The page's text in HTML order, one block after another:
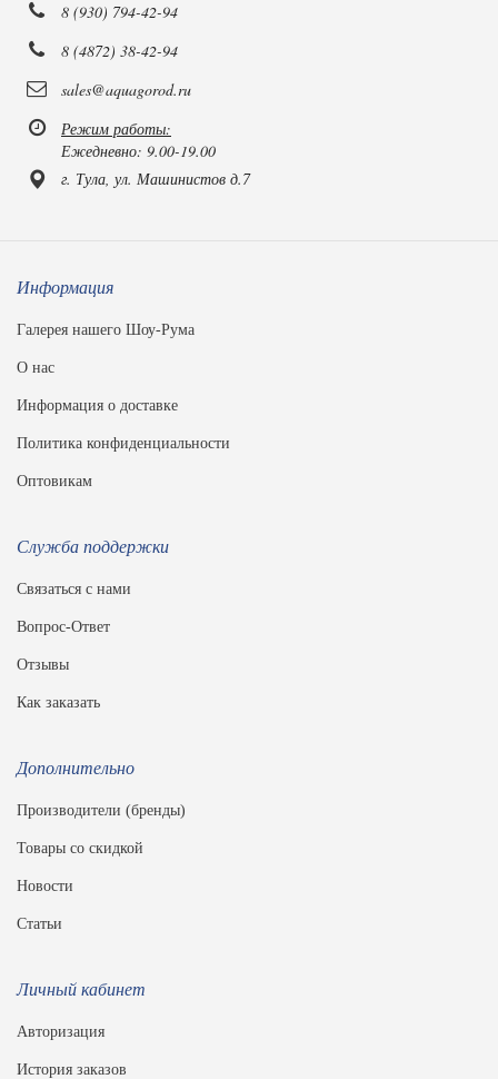
8 (930) 794-42-94
8 (4872) 38-42-94
sales@aquagorod.ru
Режим работы:
Ежедневно: 9.00-19.00
г. Тула, ул. Машинистов д.7
Информация
Галерея нашего Шоу-Рума
О нас
Информация о доставке
Политика конфиденциальности
Оптовикам
Служба поддержки
Связаться с нами
Вопрос-Ответ
Отзывы
Как заказать
Дополнительно
Производители (бренды)
Товары со скидкой
Новости
Статьи
Личный кабинет
Авторизация
История заказов